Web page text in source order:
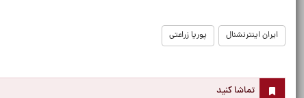
ایران اینترنشنال پوریا زراعتی
تماشا کنید